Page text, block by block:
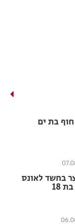
בת ים
בחשד לאונס
18